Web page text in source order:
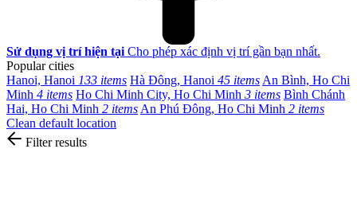
Sử dụng vị trí hiện tại Cho phép xác định vị trí gần bạn nhất.
Popular cities
Hanoi, Hanoi 133 items Hà Đông, Hanoi 45 items An Bình, Ho Chi
Minh 4 items Ho Chi Minh City, Ho Chi Minh 3 items Bình Chánh
Hai, Ho Chi Minh 2 items An Phú Đông, Ho Chi Minh 2 items
Clean default location
Filter results